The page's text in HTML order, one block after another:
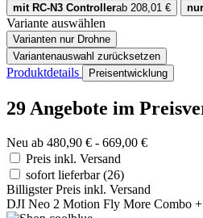
mit RC-N3 Controllerab 208,01 €
Variante auswählen
Varianten nur Drohne
Variantenauswahl zurücksetzen
Produktdetails Preisentwicklung
29 Angebote im
Neu ab 480,90 € - 669,00 €
Preis inkl. Versand
sofort lieferbar(26)
Billigster Preis inkl. Versand
DJI Neo 2 Motion Fly More Combo